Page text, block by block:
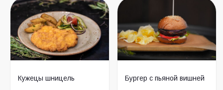
Кужецы шницель Бургер с пьяной вишней